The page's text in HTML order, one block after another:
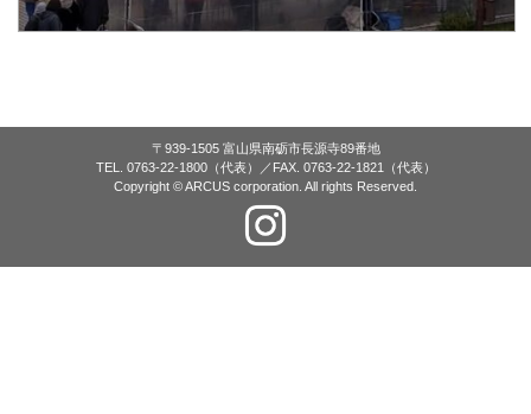
〒939-1505 富山県南砺市長源寺89番地
TEL. 0763-22-1800（代表）／FAX. 0763-22-1821（代表）
Copyright © ARCUS corporation. All rights Reserved.